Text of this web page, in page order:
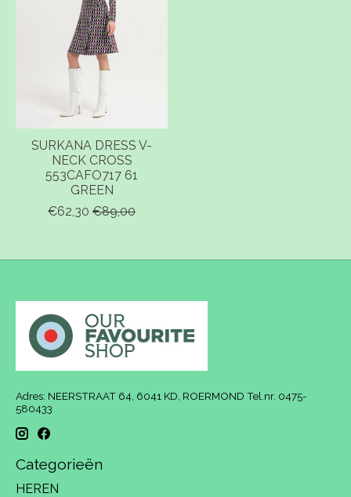
SURKANA DRESS V-
NECK CROSS
553CAFO717 61
GREEN
€62,30 €89,00
Adres: NEERSTRAAT 64, 6041 KD, ROERMOND Tel.nr. 0475-
580433
Categorieën
HEREN